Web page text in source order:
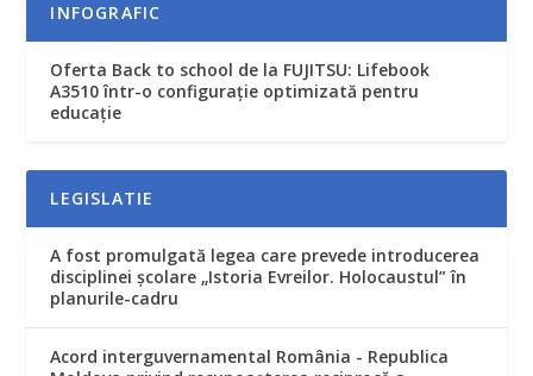
INFOGRAFIC
Oferta Back to school de la FUJITSU: Lifebook
A3510 într-o configurație optimizată pentru
educație
LEGISLATIE
A fost promulgată legea care prevede introducerea
disciplinei şcolare „Istoria Evreilor. Holocaustul” în
planurile-cadru
Acord interguvernamental România - Republica